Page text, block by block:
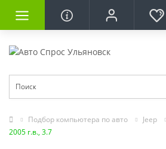
Подбор компьютера по авто Jeep
2005 г.в., 3.7